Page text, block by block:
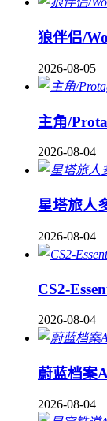
狼伴侣/
2026-08-05
主角/
2026-08-04
星塔旅人
2026-08-04
CS2-
2026-08-04
蔚蓝档案
2026-08-04